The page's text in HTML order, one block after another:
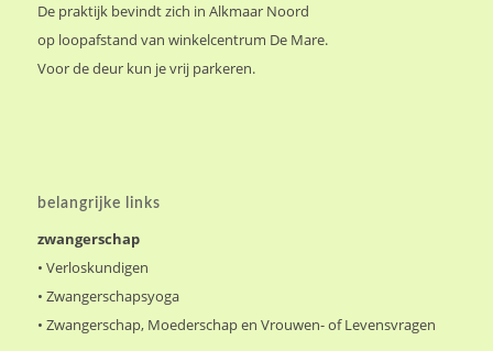
De praktijk bevindt zich in Alkmaar Noord
op loopafstand van winkelcentrum De Mare.
Voor de deur kun je vrij parkeren.
belangrijke links
zwangerschap
• Verloskundigen
• Zwangerschapsyoga
• Zwangerschap, Moederschap en Vrouwen- of Levensvragen